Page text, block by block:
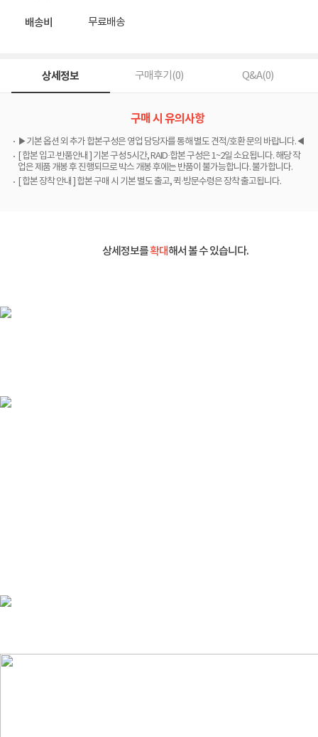
배송비 무료배송
상세정보 구매후기(0) Q&A(0)
구매 시 유의사항
▶기본 옵션 외 추가 합본구성은 영업 담당자를 통해 별도 견적/호환 문의 바랍니다.◀
[ 합본 입고·반품안내 ] 기본 구성 5시간, RAID·합본 구성은 1~2일 소요됩니다. 해당 작
업은 제품 개봉 후 진행되므로 박스 개봉 후에는 반품이 불가능합니다. 불가합니다.
[ 합본 장착 안내 ] 합본 구매 시 기본 별도 출고, 퀵·방문수령은 장착 출고됩니다.
상세정보를확대해서 볼 수 있습니다.